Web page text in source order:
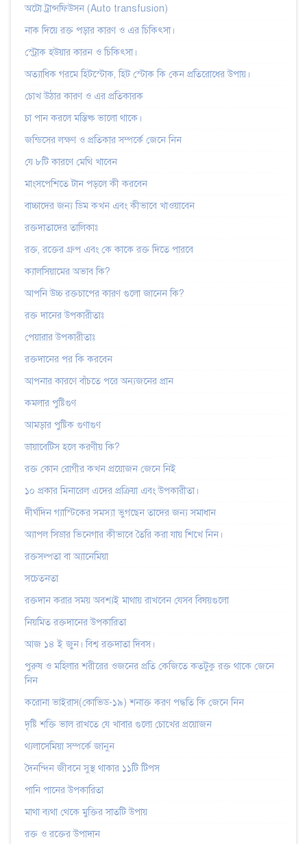
অটো ট্রান্সফিউসন (Auto transfusion)
নাক দিয়ে রক্ত পড়ার কারণ ও এর চিকিৎসা।
স্ট্রোক হউয়ার কারন ও চিকিৎসা।
অত্যাধিক গরমে হিটস্টোক, হিট স্টোক কি কেন প্রতিরোধের উপায়।
চোখ উঠার কারণ ও এর প্রতিকারক
চা পান করলে মস্তিষ্ক ভালো থাকে।
জন্ডিসের লক্ষণ ও প্রতিকার সম্পর্কে জেনে নিন
যে ৮টি কারণে মেথি খাবেন
মাংসপেশিতে টান পড়লে কী করবেন
বাচ্চাদের জন্য ডিম কখন এবং কীভাবে খাওয়াবেন
রক্তদাতাদের তালিকাঃ
রক্ত, রক্তের গ্রুপ এবং কে কাকে রক্ত দিতে পারবে
ক্যালসিয়ামের অভাব কি?
আপনি উচ্চ রক্তচাপের কারণ গুলো জানেন কি?
রক্ত দানের উপকারীতাঃ
পেয়ারার উপকারীতাঃ
রক্তদানের পর কি করবেন
আপনার কারণে বাঁচতে পরে অন্যজনের প্রান
কমলার পুষ্টিগুণ
আমড়ার পুষ্টিক গুণাগুণ
ডায়াবেটিস হলে করণীয় কি?
রক্ত কোন রোগীর কখন প্রয়োজন জেনে নিই
১০ প্রকার মিনারেল এদের প্রক্রিয়া এবং উপকারীতা।
দীর্ঘদিন গ্যাস্টিকের সমস্যা ভুগছেন তাদের জন্য সমাধান
অ্যাপল সিডার ভিনেগার কীভাবে তৈরি করা যায় শিখে নিন।
রক্তসল্পতা বা অ্যানেমিয়া
সচেতনতা
রক্তদান করার সময় অবশ্যই মাথায় রাখবেন যেসব বিষয়গুলো
‌নিয়‌মিত রক্তদা‌নের উপকা‌রিতা
আজ ১৪ ই জুন। বিশ্ব রক্তদাতা দিবস।
পুরুষ ও মহিলার শরীরের ওজনের প্রতি কেজিতে কতটুকু রক্ত থাকে জেনে
নিন
করোনা ভাইরাস(কোভিড-১৯) শনাক্ত করণ পদ্ধতি কি জেনে নিন
দৃষ্টি শক্তি ভাল রাখতে যে খাবার গুলো চোখের প্রয়োজন
থ্যলাসেমিয়া সম্পর্কে জানুন
দৈনন্দিন জীবনে সুস্থ থাকার ১১টি টিপস
পানি পানের উপকারিতা
মাথা ব্যথা থেকে মুক্তির সাতটি উপায়
রক্ত ও রক্তের উপাদান